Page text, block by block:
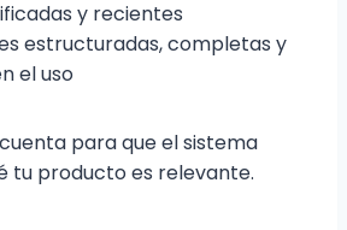
y recientes
estructuradas, completas y
el uso
para que el sistema
tu producto es relevante.